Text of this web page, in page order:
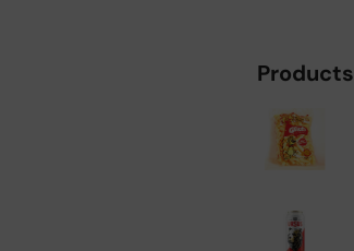
Products